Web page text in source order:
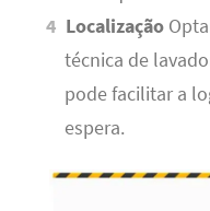
Localização
técnica de
pode facilitar a
espera.